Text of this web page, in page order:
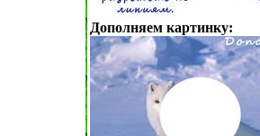
Дополняем картинку: